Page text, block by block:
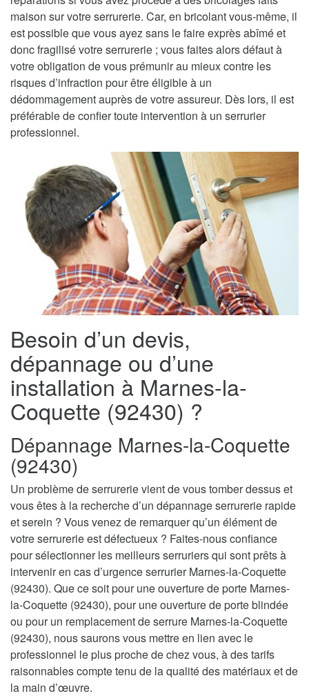
maison sur votre serrurerie. Car, en bricolant vous-même, il
est possible que vous ayez sans le faire exprès abîmé et
donc fragilisé votre serrurerie ; vous faites alors défaut à
votre obligation de vous prémunir au mieux contre les
risques d’infraction pour être éligible à un
dédommagement auprès de votre assureur. Dès lors, il est
préférable de confier toute intervention à un serrurier
professionnel.
Besoin d’un devis,
dépannage ou d’une
installation à Marnes-la-
Coquette (92430) ?
Dépannage Marnes-la-Coquette
(92430)
Un problème de serrurerie vient de vous tomber dessus et
vous êtes à la recherche d’un dépannage serrurerie rapide
et serein ? Vous venez de remarquer qu’un élément de
votre serrurerie est défectueux ? Faites-nous confiance
pour sélectionner les meilleurs serruriers qui sont prêts à
intervenir en cas d’urgence serrurier Marnes-la-Coquette
(92430). Que ce soit pour une ouverture de porte Marnes-
la-Coquette (92430), pour une ouverture de porte blindée
ou pour un remplacement de serrure Marnes-la-Coquette
(92430), nous saurons vous mettre en lien avec le
professionnel le plus proche de chez vous, à des tarifs
raisonnables compte tenu de la qualité des matériaux et de
la main d’œuvre.